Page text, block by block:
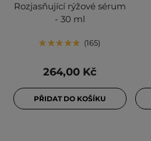
Rozjasňující rýžové sérum
- 30 ml
165
264,00 Kč
PŘIDAT DO KOŠÍKU